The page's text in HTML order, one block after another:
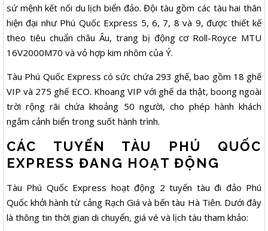
sứ mệnh kết nối du lịch biển đảo. Đội tàu gồm các tàu hai thân
hiện đại như Phú Quốc Express 5, 6, 7, 8 và 9, được thiết kế
theo tiêu chuẩn châu Âu, trang bị động cơ Roll-Royce MTU
16V2000M70 và vỏ hợp kim nhôm của Ý.
Tàu Phú Quốc Express có sức chứa 293 ghế, bao gồm 18 ghế
VIP và 275 ghế ECO. Khoang VIP với ghế da thật, boong ngoài
trời rộng rãi chứa khoảng 50 người, cho phép hành khách
ngắm cảnh biển trong suốt hành trình.
CÁC TUYẾN TÀU PHÚ QUỐC
EXPRESS ĐANG HOẠT ĐỘNG
Tàu Phú Quốc Express hoạt động 2 tuyến tàu đi đảo Phú
Quốc khởi hành từ cảng Rạch Giá và bến tàu Hà Tiên. Dưới đây
là thông tin thời gian di chuyển, giá vé và lịch tàu tham khảo: